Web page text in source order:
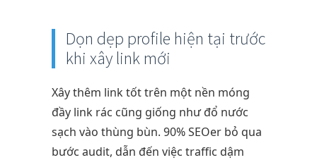
Dọn dẹp profile hiện tại trước
khi xây link mới
Xây thêm link tốt trên một nền móng
đầy link rác cũng giống như đổ nước
sạch vào thùng bùn. 90% SEOer bỏ qua
bước audit, dẫn đến việc traffic dậm